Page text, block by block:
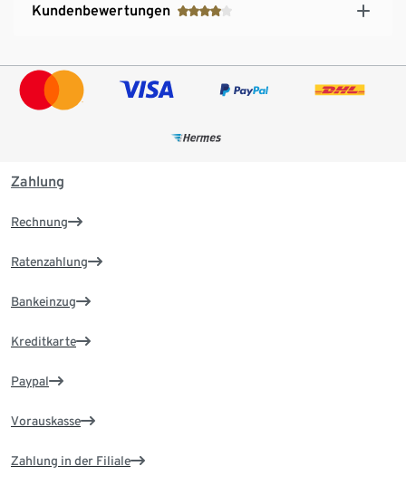
Kundenbewertungen
Zahlung
Rechnung
Ratenzahlung
Bankeinzug
Kreditkarte
Paypal
Vorauskasse
Zahlung in der Filiale